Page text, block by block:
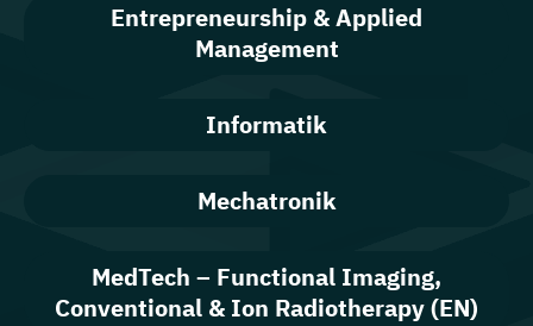
Entrepreneurship & Applied
Management
Informatik
Mechatronik
MedTech – Functional Imaging,
Conventional & Ion Radiotherapy (EN)